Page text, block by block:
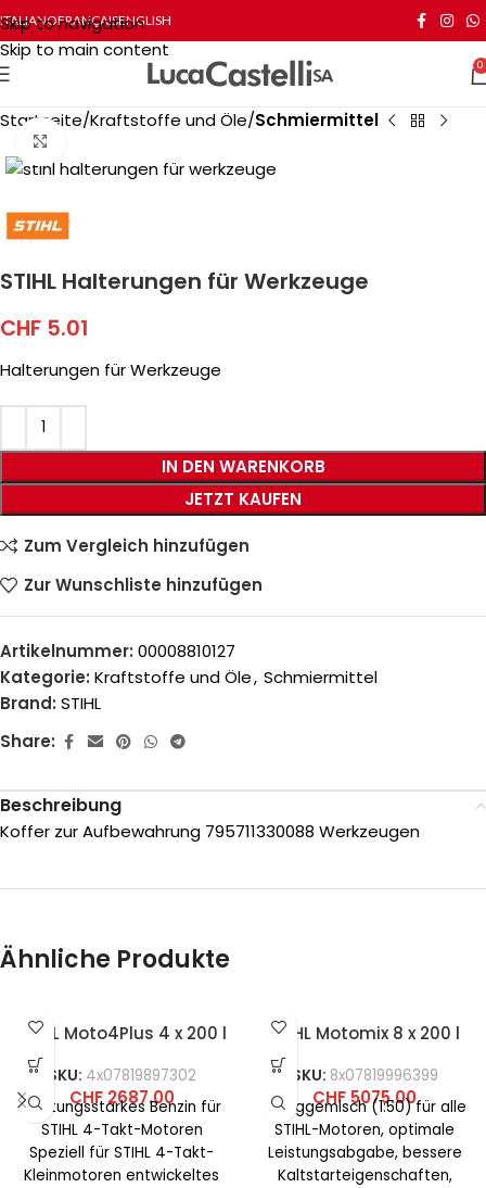
Skip to navigation
Skip to main content
ITALIANOFRANÇAISENGLISH
0
Startseite Kraftstoffe und Öle Schmiermittel
STIHL Halterungen für Werkzeuge
CHF 5.01
Halterungen für Werkzeuge
IN DEN WARENKORB
JETZT KAUFEN
Zum Vergleich hinzufügen
Zur Wunschliste hinzufügen
Artikelnummer: 00008810127
Kategorie: Kraftstoffe und Öle, Schmiermittel
Brand: STIHL
Share:
Beschreibung
Koffer zur Aufbewahrung 795711330088 Werkzeugen
Ähnliche Produkte
STIHL Moto4Plus 4 x 200 l
SKU: 4x07819897302
CHF2687.00
Leistungsstarkes Benzin für
STIHL 4-Takt-Motoren
Speziell für STIHL 4-Takt-
Kleinmotoren entwickeltes
STIHL Motomix 8 x 200 l
SKU: 8x07819996399
CHF5075.00
Fertiggemisch (1:50) für alle
STIHL-Motoren, optimale
Leistungsabgabe, bessere
Kaltstarteigenschaften,